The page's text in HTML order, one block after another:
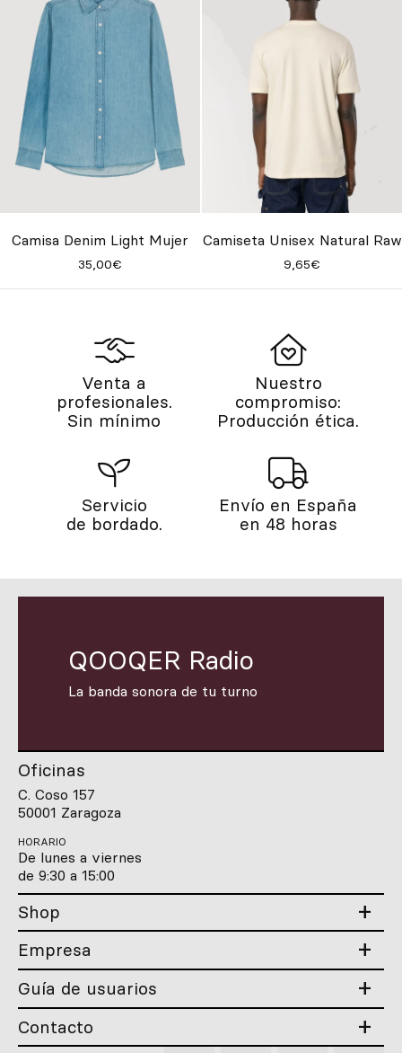
Camisa Denim Light Mujer
35,00€
Camiseta Unisex Natural Raw
9,65€
Venta a
profesionales.
Sin mínimo
Nuestro
compromiso:
Producción ética.
Servicio
de bordado.
Envío en España
en 48 horas
QOOQER Radio
La banda sonora de tu turno
Oficinas
C. Coso 157
50001 Zaragoza
HORARIO
De lunes a viernes
de 9:30 a 15:00
Shop
Empresa
Guía de usuarios
Contacto